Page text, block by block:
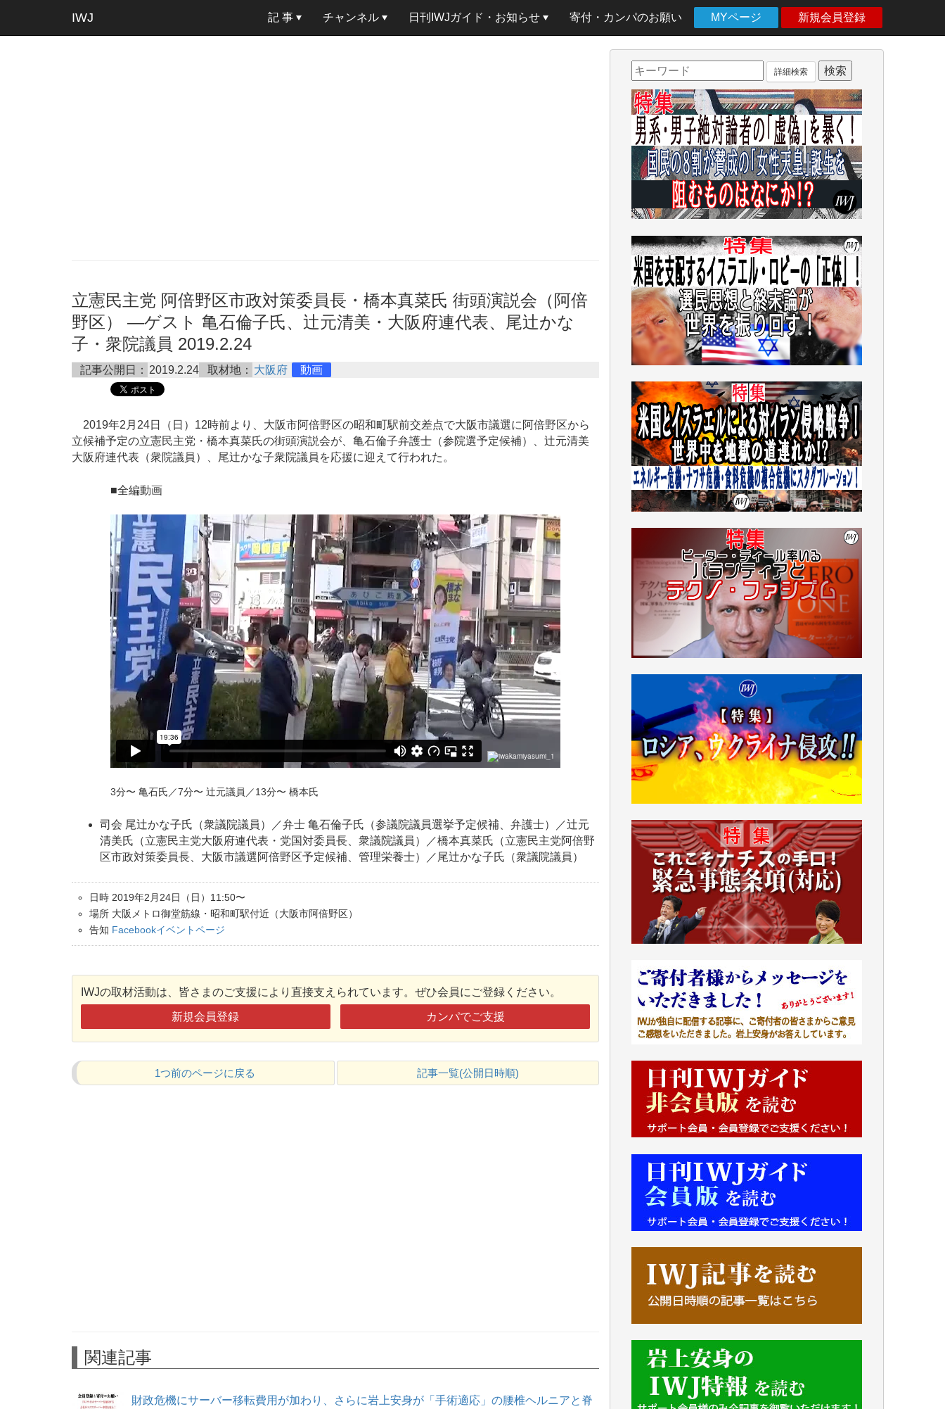
IWJ 記 事 チャンネル 日刊IWJガイド・お知らせ 寄付・カンパのお願い MYページ 新規会員登録
立憲民主党 阿倍野区市政対策委員長・橋本真菜氏 街頭演説会（阿倍
野区） ―ゲスト 亀石倫子氏、辻元清美・大阪府連代表、尾辻かな
子・衆院議員 2019.2.24
記事公開日： 2019.2.24 取材地： 大阪府 動画
2019年2月24日（日）12時前より、大阪市阿倍野区の昭和町駅前交差点で大阪市議選に阿倍野区から
立候補予定の立憲民主党・橋本真菜氏の街頭演説会が、亀石倫子弁護士（参院選予定候補）、辻元清美
大阪府連代表（衆院議員）、尾辻かな子衆院議員を応援に迎えて行われた。
■全編動画
3分〜 亀石氏／7分〜 辻元議員／13分〜 橋本氏
司会 尾辻かな子氏（衆議院議員）／弁士 亀石倫子氏（参議院議員選挙予定候補、弁護士）／辻元
清美氏（立憲民主党大阪府連代表・党国対委員長、衆議院議員）／橋本真菜氏（立憲民主党阿倍野
区市政対策委員長、大阪市議選阿倍野区予定候補、管理栄養士）／尾辻かな子氏（衆議院議員）
日時 2019年2月24日（日）11:50〜
場所 大阪メトロ御堂筋線・昭和町駅付近（大阪市阿倍野区）
告知 Facebookイベントページ
IWJの取材活動は、皆さまのご支援により直接支えられています。ぜひ会員にご登録ください。
新規会員登録 カンパでご支援
1つ前のページに戻る 記事一覧(公開日時順)
関連記事
財政危機にサーバー移転費用が加わり、さらに岩上安身が「手術適応」の腰椎ヘルニアと脊
詳細検索